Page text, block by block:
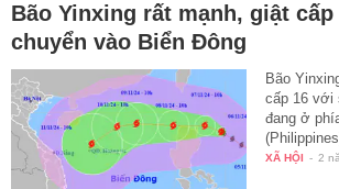
Bão Yinxing rất mạnh, giật cấp
chuyển vào Biển Đông
Bão
cấp 16 với
đang ở
XÃ HỘI - 2